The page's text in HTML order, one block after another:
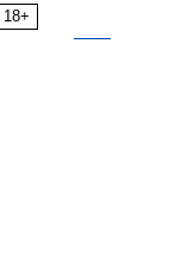
18+